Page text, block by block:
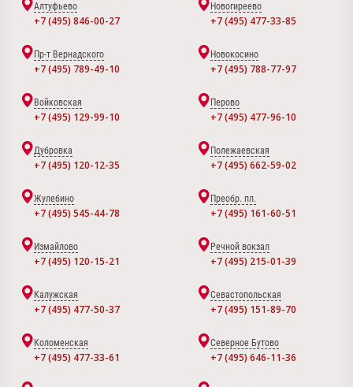
Алтуфьево
+7 (495) 846-00-27
Новогиреево
+7 (495) 477-33-85
Пр-т Вернадского
+7 (495) 789-49-10
Новокосино
+7 (495) 788-77-97
Войковская
+7 (495) 129-99-10
Перово
+7 (495) 477-96-10
Дубровка
+7 (495) 120-12-35
Полежаевская
+7 (495) 662-59-02
Жулебино
+7 (495) 545-44-78
Преобр. пл.
+7 (495) 161-60-51
Измайлово
+7 (495) 120-15-21
Речной вокзал
+7 (495) 215-01-39
Калужская
+7 (495) 477-50-37
Севастопольская
+7 (495) 151-89-70
Коломенская
+7 (495) 477-33-61
Северное Бутово
+7 (495) 646-11-36